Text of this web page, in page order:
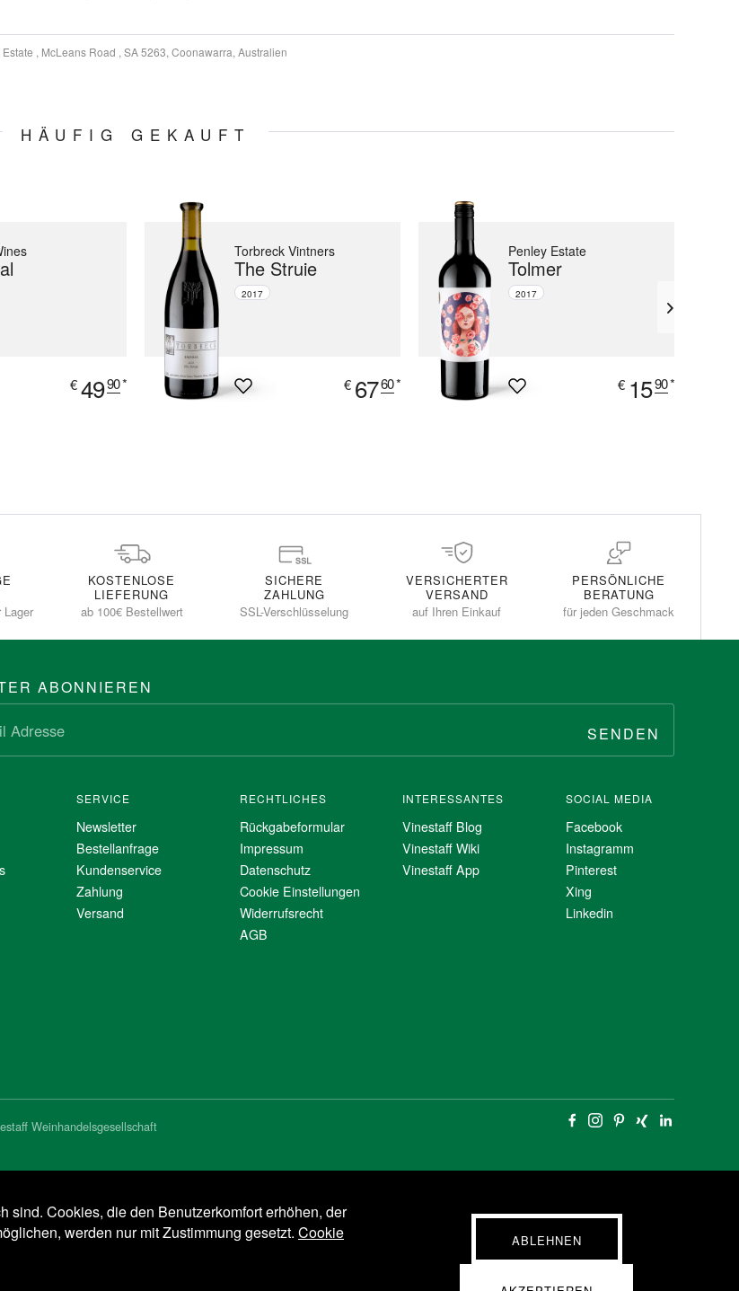
, McLeans Road , SA 5263, Coonawarra, Australien
HÄUFIG GEKAUFT
€ 4990*
Torbreck Vintners
The Struie
2017
€ 6760*
Penley Estate
Tolmer
2017
€ 1590*
KOSTENLOSE
LIEFERUNG
ab 100€ Bestellwert
SICHERE
ZAHLUNG
SSL-Verschlüsselung
VERSICHERTER
VERSAND
auf Ihren Einkauf
PERSÖNLICHE
BERATUNG
für jeden Geschmack
ABONNIEREN
SENDEN
SERVICE
Newsletter
Bestellanfrage
Kundenservice
Zahlung
Versand
RECHTLICHES
Rückgabeformular
Impressum
Datenschutz
Cookie Einstellungen
Widerrufsrecht
AGB
INTERESSANTES
Vinestaff Blog
Vinestaff Wiki
Vinestaff App
SOCIAL MEDIA
Facebook
Instagramm
Pinterest
Xing
Linkedin
Weinhandelsgesellschaft
sind. Cookies, die den Benutzerkomfort erhöhen, der
werden nur mit Zustimmung gesetzt. Cookie
ABLEHNEN